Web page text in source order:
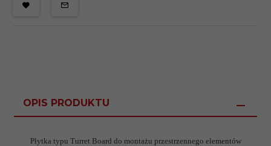
OPIS PRODUKTU
Płytka typu Turret Board do montażu przestrzennego elementów